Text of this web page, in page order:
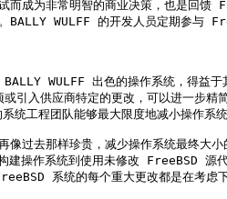
而成为非常明智的商业决策，也是回
BALLY WULFF 的开发人员定期参与
WULFF 出色的操作系统，得益于
入供应商特定的更改，可以进一步精
统工程团队能够最大限度地减小操作系
像过去那样珍贵，减少操作系统最终大
建操作系统到使用未修改 FreeBSD 源
系统的每个重大更改都是在考虑